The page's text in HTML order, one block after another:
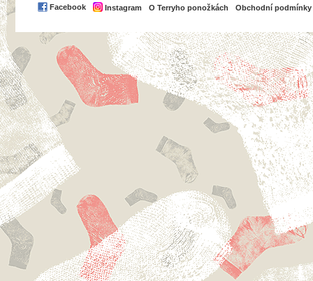
Facebook Instagram O Terryho ponožkách Obchodní podmínky
PayPal